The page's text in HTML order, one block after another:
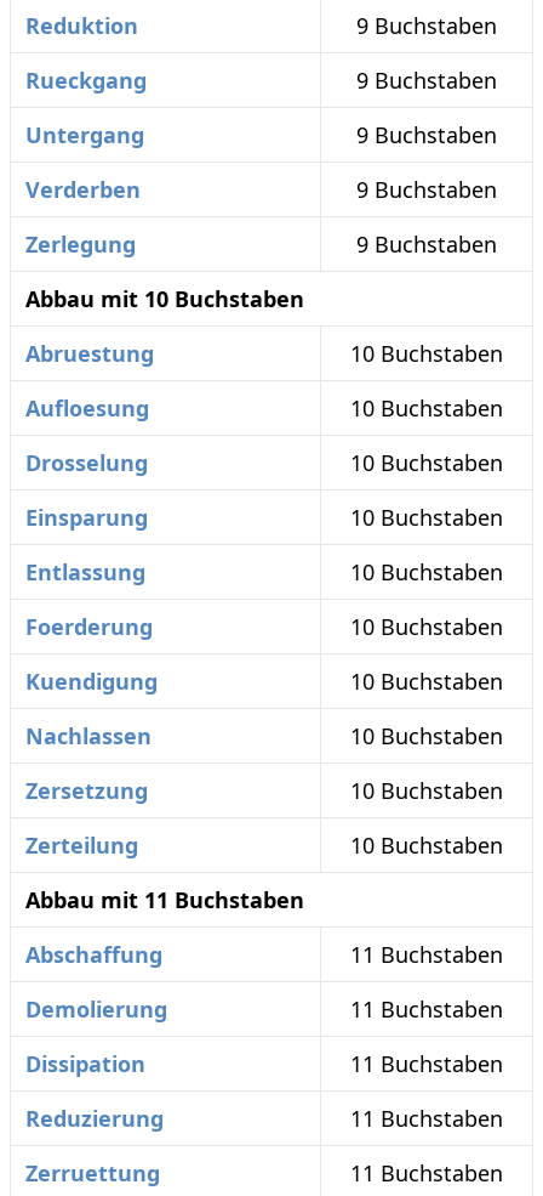
Reduktion
9 Buchstaben
Rueckgang
9 Buchstaben
Untergang
9 Buchstaben
Verderben
9 Buchstaben
Zerlegung
9 Buchstaben
Abbau mit 10 Buchstaben
Abruestung
10 Buchstaben
Aufloesung
10 Buchstaben
Drosselung
10 Buchstaben
Einsparung
10 Buchstaben
Entlassung
10 Buchstaben
Foerderung
10 Buchstaben
Kuendigung
10 Buchstaben
Nachlassen
10 Buchstaben
Zersetzung
10 Buchstaben
Zerteilung
10 Buchstaben
Abbau mit 11 Buchstaben
Abschaffung
11 Buchstaben
Demolierung
11 Buchstaben
Dissipation
11 Buchstaben
Reduzierung
11 Buchstaben
Zerruettung
11 Buchstaben